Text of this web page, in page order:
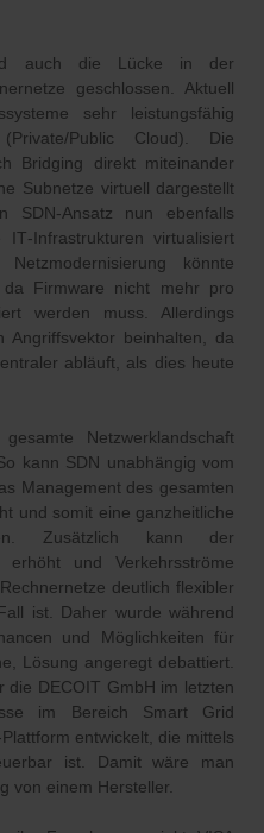
auch die Lücke in der
geschlossen. Aktuell
sehr leistungsfähig
Public Cloud). Die
Bridging direkt miteinander
Subnetze virtuell dargestellt
nun ebenfalls
virtualisiert
könnte
Firmware nicht mehr pro
werden muss. Allerdings
Angriffsvektor beinhalten, da
abläuft, als dies heute
Netzwerklandschaft
kann SDN unabhängig vom
Management des gesamten
und somit eine ganzheitliche
Zusätzlich kann der
erhöht und Verkehrsströme
deutlich flexibler
ist. Daher wurde während
und Möglichkeiten für
Lösung angeregt debattiert.
die DECOIT GmbH im letzten
im Bereich Smart Grid
entwickelt, die mittels
ist. Damit wäre man
von einem Hersteller.